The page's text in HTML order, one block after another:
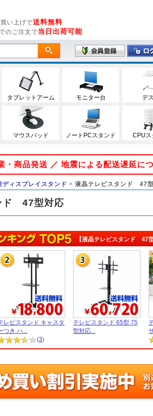
い上げで送料無料
のご注文で当日出荷可能
タブレットアーム モニター台 デ
マウスパッド ノートPCスタンド CPUス
・商品発送 ／ 地震による配送遅延に
ディスプレイスタンド > 液晶テレビスタンド 47
ド 47型対応
【液晶テレビスタンド 47型
レビスタンド キャスタ
つき ハ...
(3)
テレビスタンド 65型 75
型対応...